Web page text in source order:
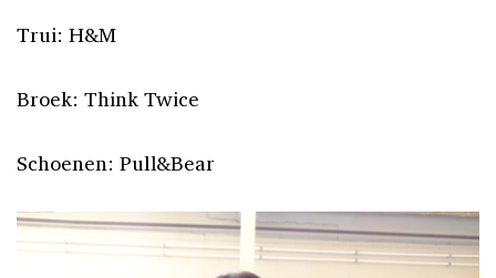
Trui: H&M
Broek: Think Twice
Schoenen: Pull&Bear